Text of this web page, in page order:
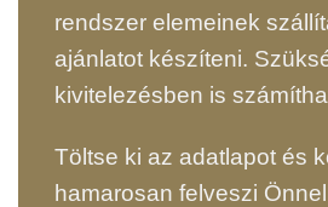
rendszer elemeinek
ajánlatot készíteni.
kivitelezésben is
Töltse ki az adatlapot és
hamarosan felveszi